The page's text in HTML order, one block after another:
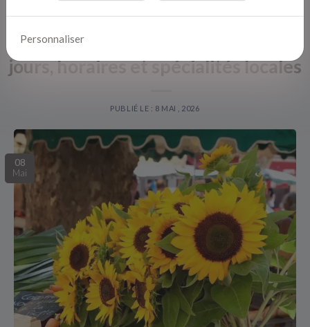
Marchés du Golfe de Saint-Tropez :
jours, horaires et spécialités locales
PUBLIÉ LE : 8 MAI , 2026
08
Mai
Personnaliser